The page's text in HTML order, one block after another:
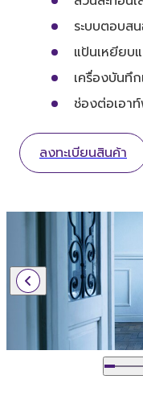
ระบบตอบส
แป้นเหยียบ
เครื่องบันทึ
ช่องต่อเอา
ลงทะเบียนสินค้า